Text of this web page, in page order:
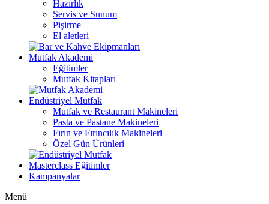
Hazırlık
Servis ve Sunum
Pişirme
El aletleri
Mutfak Akademi
Eğitimler
Mutfak Kitapları
Endüstriyel Mutfak
Mutfak ve Restaurant Makineleri
Pasta ve Pastane Makineleri
Fırın ve Fırıncılık Makineleri
Özel Gün Ürünleri
Masterclass Eğitimler
Kampanyalar
Menü